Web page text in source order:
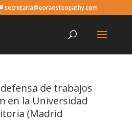
secretaria@eoraosteopathy.com
de trabajos
en la Universidad
(Madrid